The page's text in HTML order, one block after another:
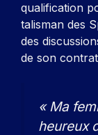
qualification
talisman des
des
de son
« Ma
heureux